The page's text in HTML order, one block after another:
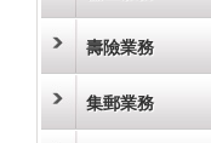
壽險業務
集郵業務